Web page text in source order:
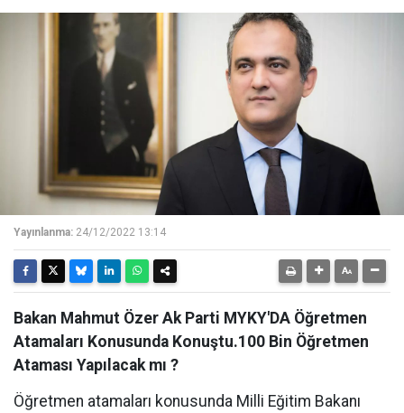
Yayınlanma: 24/12/2022 13:14
Bakan Mahmut Özer Ak Parti MYKY'DA Öğretmen
Atamaları Konusunda Konuştu.100 Bin Öğretmen
Ataması Yapılacak mı ?
Öğretmen atamaları konusunda Milli Eğitim Bakanı